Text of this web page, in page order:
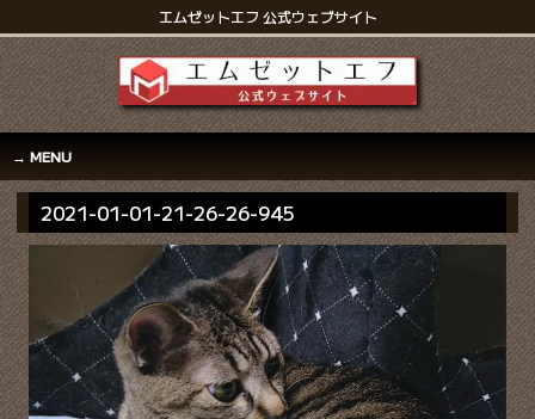
エムゼットエフ 公式ウェブサイト
MENU
2021-01-01-21-26-26-945
動
画
プ
レ
ー
ヤ
ー